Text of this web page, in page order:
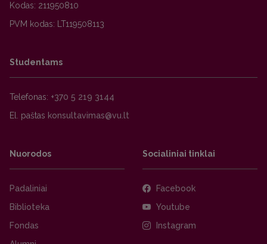
Kodas: 211950810
PVM kodas: LT119508113
Studentams
Telefonas: +370 5 219 3144
El. paštas
Nuorodos
Padaliniai
Biblioteka
Fondas
Socialiniai tinklai
Facebook
Youtube
Instagram